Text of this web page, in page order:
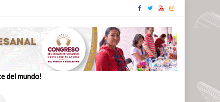
del mundo!